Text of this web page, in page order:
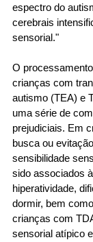
espectro do
cerebrais
sensorial."
O
crianças com
autismo (TEA) e
uma série de
prejudiciais. Em
busca ou
sensibilidade
sido associados
hiperatividade,
dormir, bem
crianças com
sensorial atípico